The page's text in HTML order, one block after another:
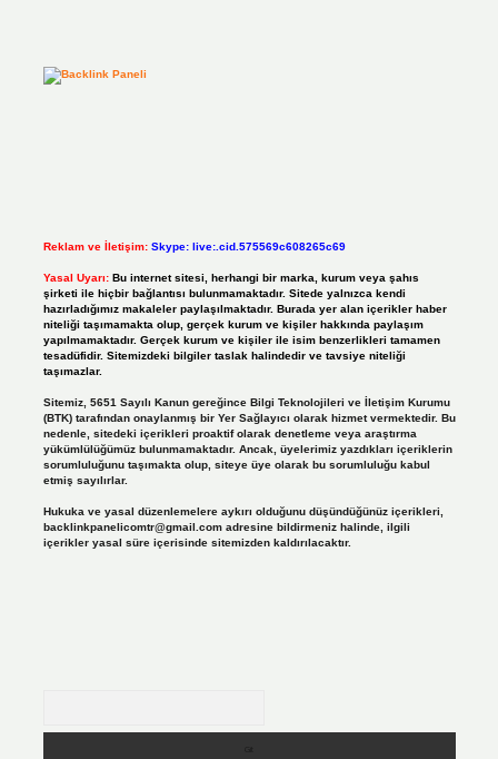
Reklam ve İletişim: Skype: live:.cid.575569c608265c69
Yasal Uyarı: Bu internet sitesi, herhangi bir marka, kurum veya şahıs
şirketi ile hiçbir bağlantısı bulunmamaktadır. Sitede yalnızca kendi
hazırladığımız makaleler paylaşılmaktadır. Burada yer alan içerikler haber
niteliği taşımamakta olup, gerçek kurum ve kişiler hakkında paylaşım
yapılmamaktadır. Gerçek kurum ve kişiler ile isim benzerlikleri tamamen
tesadüfidir. Sitemizdeki bilgiler taslak halindedir ve tavsiye niteliği
taşımazlar.
Sitemiz, 5651 Sayılı Kanun gereğince Bilgi Teknolojileri ve İletişim Kurumu
(BTK) tarafından onaylanmış bir Yer Sağlayıcı olarak hizmet vermektedir. Bu
nedenle, sitedeki içerikleri proaktif olarak denetleme veya araştırma
yükümlülüğümüz bulunmamaktadır. Ancak, üyelerimiz yazdıkları içeriklerin
sorumluluğunu taşımakta olup, siteye üye olarak bu sorumluluğu kabul
etmiş sayılırlar.
Hukuka ve yasal düzenlemelere aykırı olduğunu düşündüğünüz içerikleri,
backlinkpanelicomtr@gmail.comadresine bildirmeniz halinde, ilgili
içerikler yasal süre içerisinde sitemizden kaldırılacaktır.